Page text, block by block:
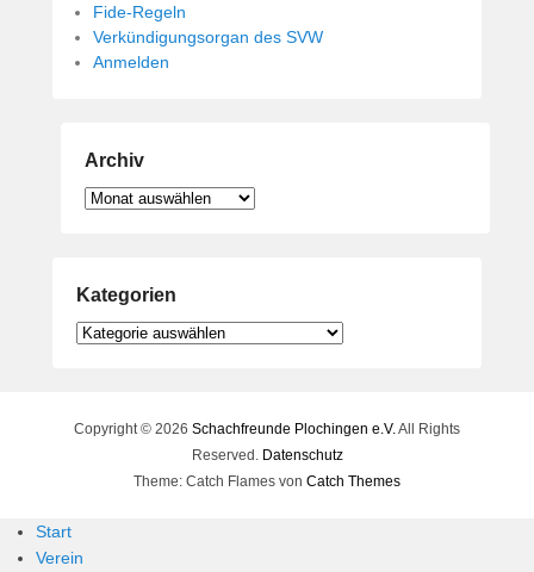
Fide-Regeln
Verkündigungsorgan des SVW
Anmelden
Archiv
Archiv
Kategorien
Kategorien
Copyright © 2026 Schachfreunde Plochingen e.V. All Rights
Reserved. Datenschutz
Theme: Catch Flames von Catch Themes
Start
Verein